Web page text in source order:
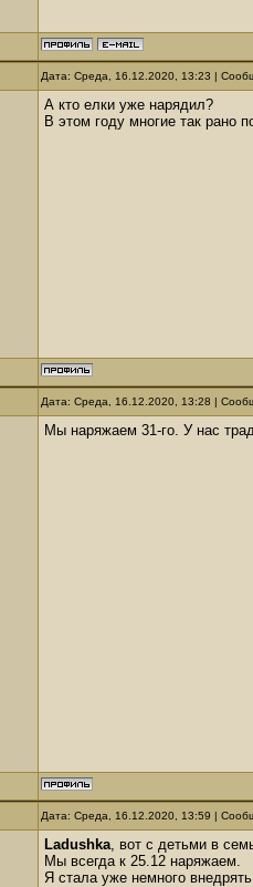
Дата: Среда, 16.12.2020, 13:23 |
А кто елки уже нарядил?
В этом году многие так рано
Дата: Среда, 16.12.2020, 13:28 |
Мы наряжаем 31-го. У нас
Дата: Среда, 16.12.2020, 13:59 |
Ladushka, вот с детьми в
Мы всегда к 25.12 наряжаем.
Я стала уже немного